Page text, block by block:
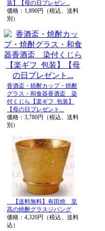
装】【母の日プレゼン...
価格：1,890円（税込、送料
別）
香酒盃・焼酎カップ・焼酎
グラス・和食器香酒盃 染
付くじら【楽ギフ_包装】
【母の日プレゼント...
価格：3,780円（税込、送料
別）
【送料無料】有田焼 至
高の焼酎グラスジパング
価格：4,320円（税込、送料
込）